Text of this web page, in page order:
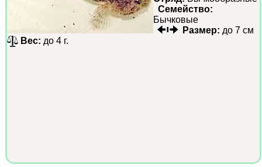
Семейство:
Бычковые
Размер: до 7 см
Вес: до 4 г.